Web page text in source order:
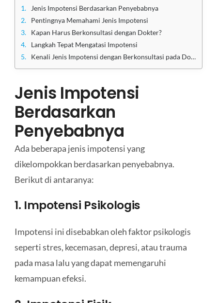
Jenis Impotensi Berdasarkan Penyebabnya
Pentingnya Memahami Jenis Impotensi
Kapan Harus Berkonsultasi dengan Dokter?
Langkah Tepat Mengatasi Impotensi
Kenali Jenis Impotensi dengan Berkonsultasi pada Dokter Terpercaya di Klinik Utama Sentosa
Jenis Impotensi
Berdasarkan
Penyebabnya
Ada beberapa jenis impotensi yang
dikelompokkan berdasarkan penyebabnya.
Berikut di antaranya:
1. Impotensi Psikologis
Impotensi ini disebabkan oleh faktor psikologis
seperti stres, kecemasan, depresi, atau trauma
pada masa lalu yang dapat memengaruhi
kemampuan efeksi.